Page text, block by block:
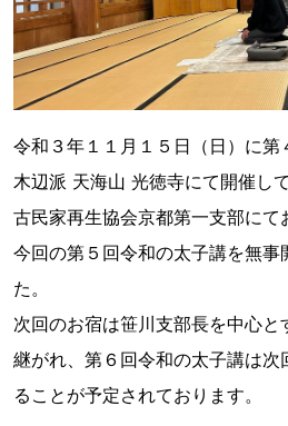
令和３年１１月１５日（日）に
木辺派 天海山 光徳寺にて開催し
古民家再生協会京都第一支部にて
今回の第５回令和の太子講を無事
た。
次回のお宿は笹川支部長を中心と
継がれ、第６回令和の太子講は
ることが予定されております。